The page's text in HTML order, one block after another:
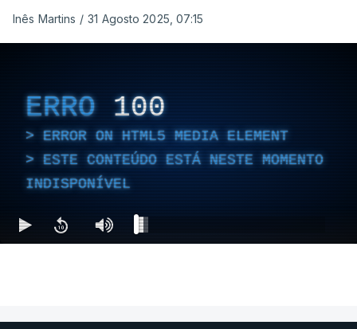
Inês Martins / 31 Agosto 2025, 07:15
ERRO 100
ERROR ON HTML5 MEDIA ELEMENT
ESTE CONTEÚDO ESTÁ NESTE MOMENTO
INDISPONÍVEL